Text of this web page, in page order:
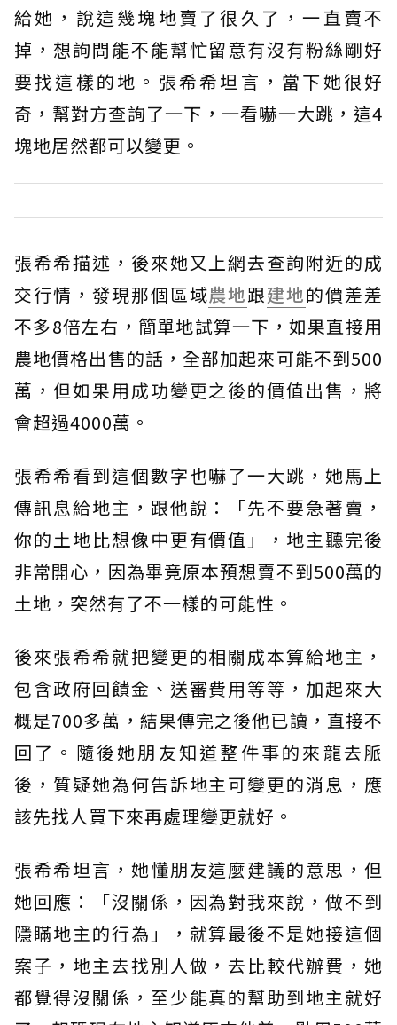
給她，說這幾塊地賣了很久了，一直賣不
掉，想詢問能不能幫忙留意有沒有粉絲剛好
要找這樣的地。張希希坦言，當下她很好
奇，幫對方查詢了一下，一看嚇一大跳，這4
塊地居然都可以變更。
張希希描述，後來她又上網去查詢附近的成
交行情，發現那個區域農地跟建地的價差差
不多8倍左右，簡單地試算一下，如果直接用
農地價格出售的話，全部加起來可能不到500
萬，但如果用成功變更之後的價值出售，將
會超過4000萬。
張希希看到這個數字也嚇了一大跳，她馬上
傳訊息給地主，跟他說：「先不要急著賣，
你的土地比想像中更有價值」，地主聽完後
非常開心，因為畢竟原本預想賣不到500萬的
土地，突然有了不一樣的可能性。
後來張希希就把變更的相關成本算給地主，
包含政府回饋金、送審費用等等，加起來大
概是700多萬，結果傳完之後他已讀，直接不
回了。隨後她朋友知道整件事的來龍去脈
後，質疑她為何告訴地主可變更的消息，應
該先找人買下來再處理變更就好。
張希希坦言，她懂朋友這麼建議的意思，但
她回應：「沒關係，因為對我來說，做不到
隱瞞地主的行為」，就算最後不是她接這個
案子，地主去找別人做，去比較代辦費，她
都覺得沒關係，至少能真的幫助到地主就好